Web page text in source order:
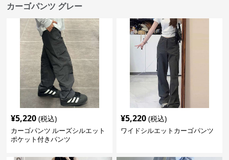
カーゴパンツ グレー
¥5,220 (税込)
カーゴパンツ ルーズシルエット
ポケット付きパンツ
¥5,220 (税込)
ワイドシルエットカーゴパンツ